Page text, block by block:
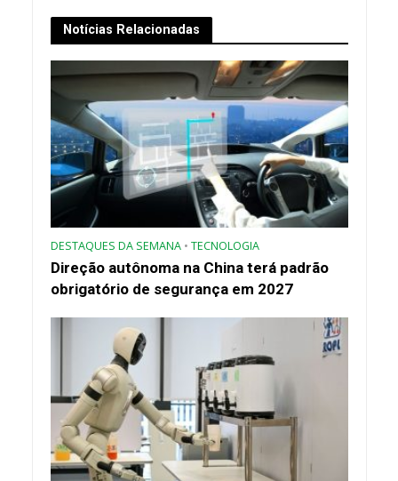
Notícias Relacionadas
DESTAQUES DA SEMANA • TECNOLOGIA
Direção autônoma na China terá padrão
obrigatório de segurança em 2027